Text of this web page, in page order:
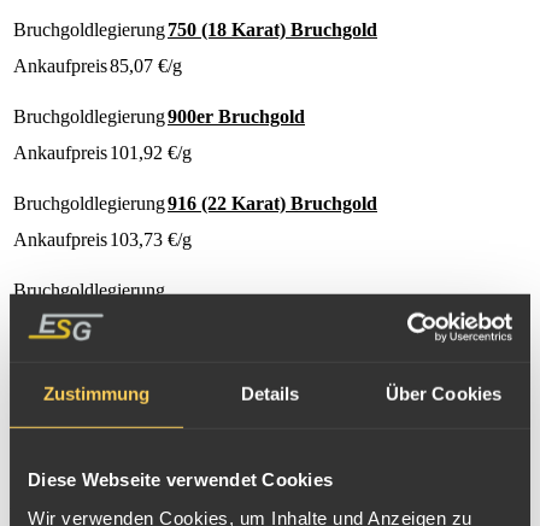
Zustimmung Details Über Cookies
Diese Webseite verwendet Cookies
Wir verwenden Cookies, um Inhalte und Anzeigen zu
Bruchgoldlegierung750 (18 Karat) Bruchgold
Ankaufpreis85,07 €/g
Bruchgoldlegierung900er Bruchgold
Ankaufpreis101,92 €/g
Bruchgoldlegierung916 (22 Karat) Bruchgold
Ankaufpreis103,73 €/g
Bruchgoldlegierung
Dies entspricht einem Preis pro g Goldgehalt von:
Bruchgold 10g bis 500g Goldgehalt: